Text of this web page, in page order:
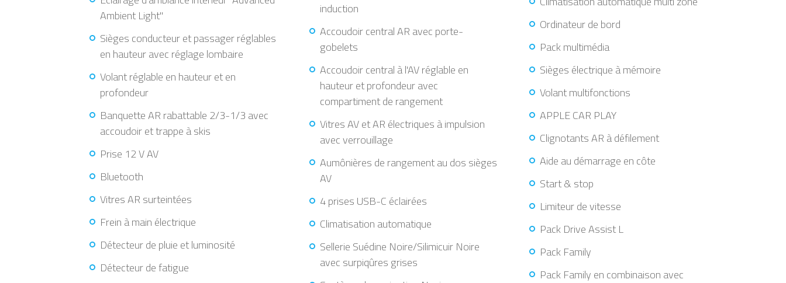
Ambient Light"
Sièges conducteur et passager réglables
en hauteur avec réglage lombaire
Volant réglable en hauteur et en
profondeur
Banquette AR rabattable 2/3-1/3 avec
accoudoir et trappe à skis
Prise 12 V AV
Bluetooth
Vitres AR surteintées
Frein à main électrique
Détecteur de pluie et luminosité
Détecteur de fatigue
induction
Accoudoir central AR avec porte-
gobelets
Accoudoir central à l'AV réglable en
hauteur et profondeur avec
compartiment de rangement
Vitres AV et AR électriques à impulsion
avec verrouillage
Aumônières de rangement au dos sièges
AV
4 prises USB-C éclairées
Climatisation automatique
Sellerie Suédine Noire/Silimicuir Noire
avec surpiqûres grises
Ordinateur de bord
Pack multimédia
Sièges électrique à mémoire
Volant multifonctions
APPLE CAR PLAY
Clignotants AR à défilement
Aide au démarrage en côte
Start & stop
Limiteur de vitesse
Pack Drive Assist L
Pack Family
Pack Family en combinaison avec